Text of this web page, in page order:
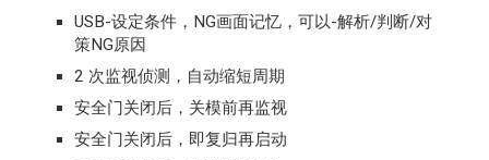
USB-设定条件，NG画面记忆，可以-解析/判断/对
策NG原因
2 次监视侦测，自动缩短周期
安全门关闭后，关模前再监视
安全门关闭后，即复归再启动